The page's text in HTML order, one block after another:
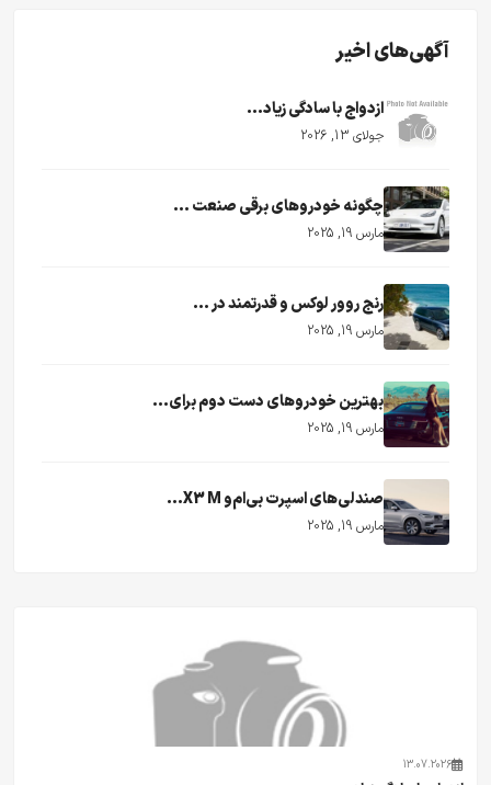
13.07.2026
آگهی‌های اخیر
ازدواج با سادگی زیاد...
جولای 13, 2026
چگونه خودروهای برقی صنعت ...
مارس 19, 2025
رنج روور لوکس و قدرتمند در ...
مارس 19, 2025
بهترین خودروهای دست دوم برای...
مارس 19, 2025
صندلی‌های اسپرت بی‌ام‌و X3 M...
مارس 19, 2025